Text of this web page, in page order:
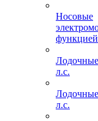
Носовые
функцией
л.с.
л.с.